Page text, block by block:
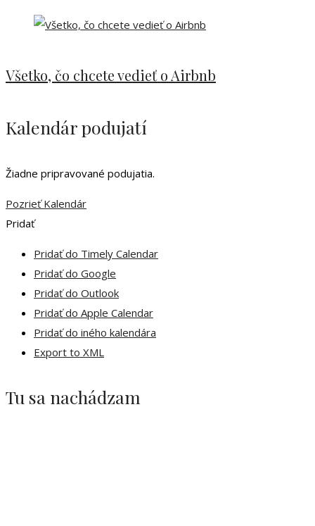
Všetko, čo chcete vedieť o Airbnb
Kalendár podujatí
Žiadne pripravované podujatia.
Pozrieť Kalendár
Pridať
Pridať do Timely Calendar
Pridať do Google
Pridať do Outlook
Pridať do Apple Calendar
Pridať do iného kalendára
Export to XML
Tu sa nachádzam